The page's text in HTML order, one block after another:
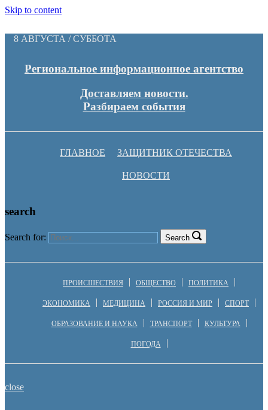
Skip to content
8 АВГУСТА / СУББОТА
Региональное информационное агентство
Доставляем новости.
Разбираем события
ГЛАВНОЕ ЗАЩИТНИК ОТЕЧЕСТВА
НОВОСТИ
search
Search for: Search
ПРОИСШЕСТВИЯ ОБЩЕСТВО ПОЛИТИКА
ЭКОНОМИКА МЕДИЦИНА РОССИЯ И МИР СПОРТ
ОБРАЗОВАНИЕ И НАУКА ТРАНСПОРТ КУЛЬТУРА
ПОГОДА
close